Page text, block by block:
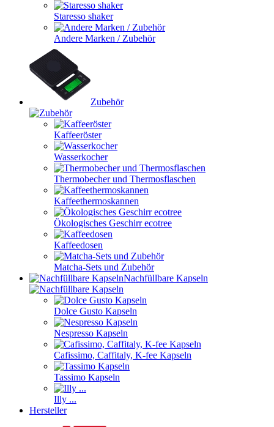
Staresso shaker
Andere Marken / Zubehör
Zubehör
Kaffeeröster
Wasserkocher
Thermobecher und Thermosflaschen
Kaffeethermoskannen
Ökologisches Geschirr ecotree
Kaffeedosen
Matcha-Sets und Zubehör
Nachfüllbare Kapseln
Dolce Gusto Kapseln
Nespresso Kapseln
Cafissimo, Caffitaly, K-fee Kapseln
Tassimo Kapseln
Illy ...
Hersteller